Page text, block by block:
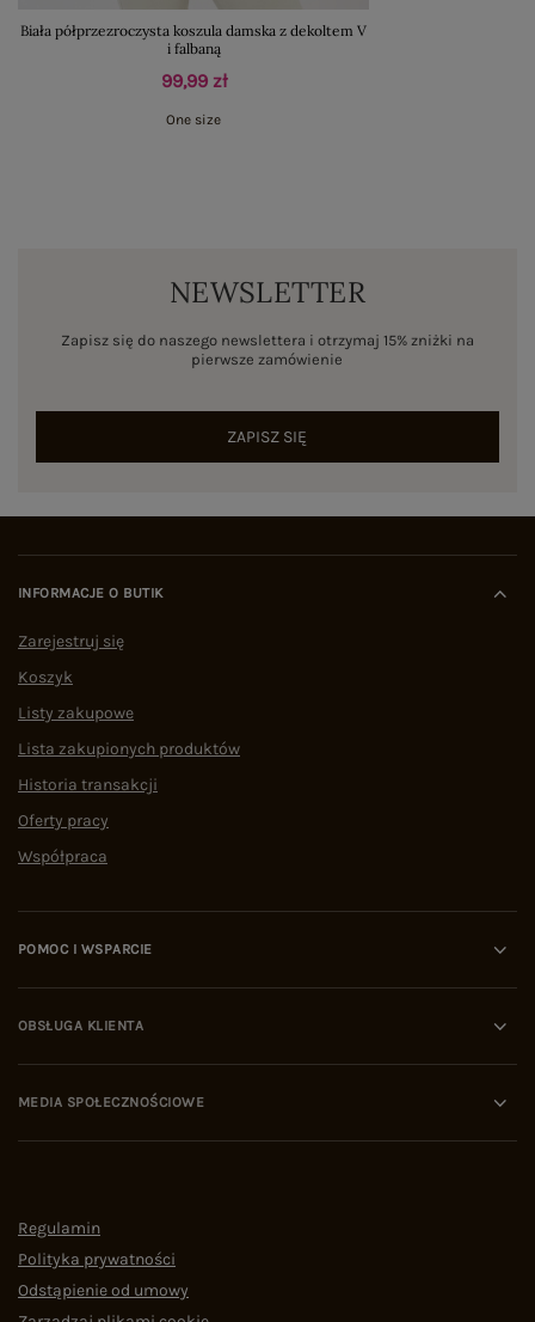
Biała półprzezroczysta koszula damska z dekoltem V
i falbaną
99,99 zł
One size
NEWSLETTER
Zapisz się do naszego newslettera i otrzymaj 15% zniżki na
pierwsze zamówienie
ZAPISZ SIĘ
INFORMACJE O BUTIK
Zarejestruj się
Koszyk
Listy zakupowe
Lista zakupionych produktów
Historia transakcji
Oferty pracy
Współpraca
POMOC I WSPARCIE
OBSŁUGA KLIENTA
MEDIA SPOŁECZNOŚCIOWE
Regulamin
Polityka prywatności
Odstąpienie od umowy